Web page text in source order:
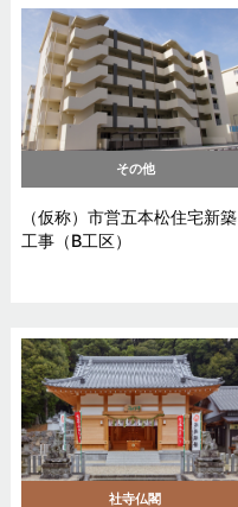
その他
（仮称）市営五本松住宅新築
工事（B工区）
社寺仏閣